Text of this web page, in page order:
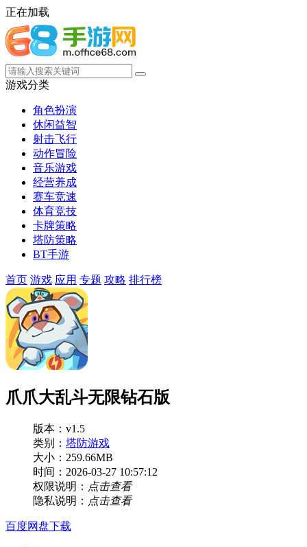
正在加载
游戏分类
角色扮演
休闲益智
射击飞行
动作冒险
音乐游戏
经营养成
赛车竞速
体育竞技
卡牌策略
塔防策略
BT手游
首页 游戏 应用 专题 攻略 排行榜
爪爪大乱斗无限钻石版
版本：v1.5
类别： 塔防游戏
大小：259.66MB
时间：2026-03-27 10:57:12
权限说明： 点击查看
隐私说明： 点击查看
百度网盘下载